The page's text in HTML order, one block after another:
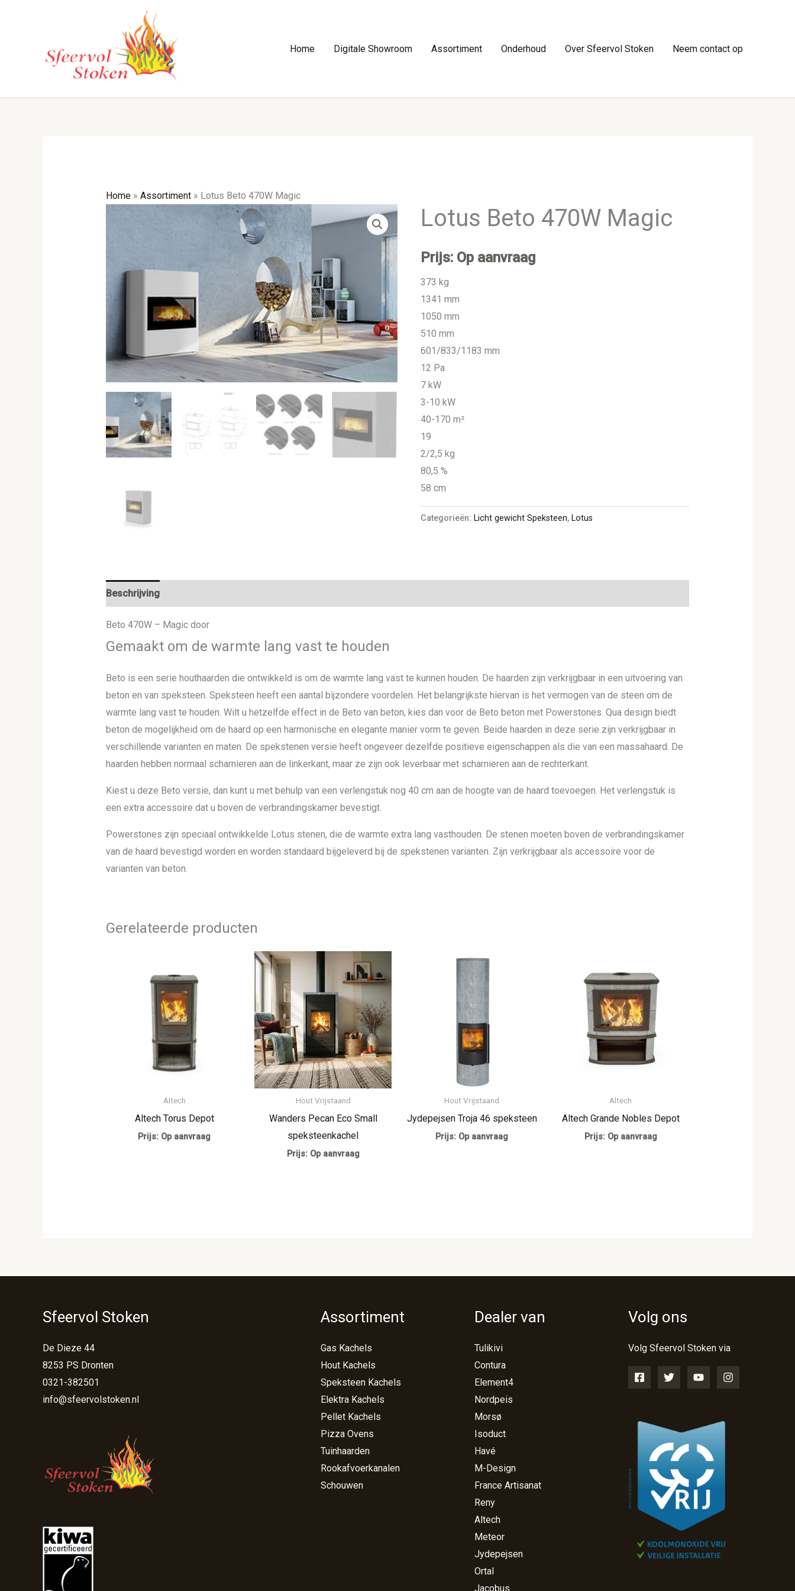
Home Digitale Showroom Assortiment Onderhoud Over Sfeervol Stoken Neem contact op
Home» Assortiment» Lotus Beto 470W Magic
Lotus Beto 470W Magic
Prijs: Op aanvraag
373 kg
1341 mm
1050 mm
510 mm
601/833/1183 mm
12 Pa
7 kW
3-10 kW
40-170 m²
19
2/2,5 kg
80,5 %
58 cm
Categorieën: Licht gewicht Speksteen, Lotus
Beschrijving
Beto 470W – Magic door
Gemaakt om de warmte lang vast te houden
Beto is een serie houthaarden die ontwikkeld is om de warmte lang vast te kunnen houden. De haarden zijn verkrijgbaar in een uitvoering van
beton en van speksteen. Speksteen heeft een aantal bijzondere voordelen. Het belangrijkste hiervan is het vermogen van de steen om de
warmte lang vast te houden. Wilt u hetzelfde effect in de Beto van beton, kies dan voor de Beto beton met Powerstones. Qua design biedt
beton de mogelijkheid om de haard op een harmonische en elegante manier vorm te geven. Beide haarden in deze serie zijn verkrijgbaar in
verschillende varianten en maten. De spekstenen versie heeft ongeveer dezelfde positieve eigenschappen als die van een massahaard. De
haarden hebben normaal scharnieren aan de linkerkant, maar ze zijn ook leverbaar met scharnieren aan de rechterkant.
Kiest u deze Beto versie, dan kunt u met behulp van een verlengstuk nog 40 cm aan de hoogte van de haard toevoegen. Het verlengstuk is
een extra accessoire dat u boven de verbrandingskamer bevestigt.
Powerstones zijn speciaal ontwikkelde Lotus stenen, die de warmte extra lang vasthouden. De stenen moeten boven de verbrandingskamer
van de haard bevestigd worden en worden standaard bijgeleverd bij de spekstenen varianten. Zijn verkrijgbaar als accessoire voor de
varianten van beton.
Gerelateerde producten
Altech
Altech Torus Depot
Prijs: Op aanvraag
Hout Vrijstaand
Wanders Pecan Eco Small
speksteenkachel
Prijs: Op aanvraag
Hout Vrijstaand
Jydepejsen Troja 46 speksteen
Prijs: Op aanvraag
Altech
Altech Grande Nobles Depot
Prijs: Op aanvraag
Sfeervol Stoken
De Dieze 44
8253 PS Dronten
0321-382501
info@sfeervolstoken.nl
Assortiment
Gas Kachels
Hout Kachels
Speksteen Kachels
Elektra Kachels
Pellet Kachels
Pizza Ovens
Tuinhaarden
Rookafvoerkanalen
Schouwen
Dealer van
Tulikivi
Contura
Element4
Nordpeis
Morsø
Isoduct
Havé
M-Design
France Artisanat
Reny
Altech
Meteor
Jydepejsen
Ortal
Jacobus
Volg ons
Volg Sfeervol Stoken via